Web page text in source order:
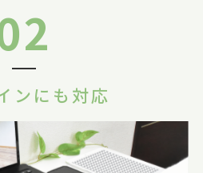
ンにも対応